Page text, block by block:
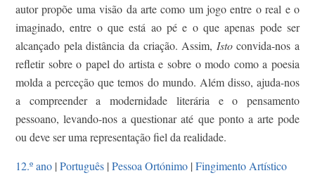
autor propõe uma visão da arte como um jogo entre o real e o
imaginado, entre o que está ao pé e o que apenas pode ser
alcançado pela distância da criação. Assim, Istoconvida-nos a
refletir sobre o papel do artista e sobre o modo como a poesia
molda a perceção que temos do mundo. Além disso, ajuda-nos
a compreender a modernidade literária e o pensamento
pessoano, levando-nos a questionar até que ponto a arte pode
ou deve ser uma representação fiel da realidade.
12.º ano |Português |Pessoa Ortónimo |Fingimento Artístico